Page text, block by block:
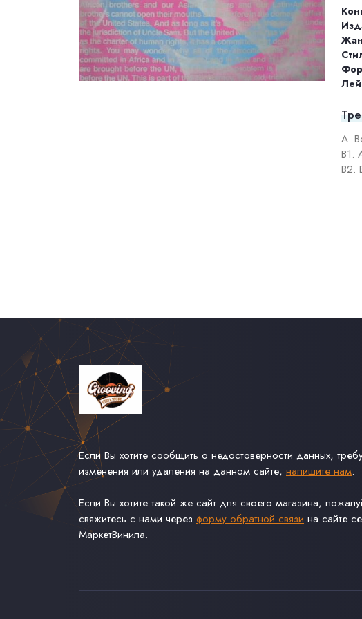
A.
B1.
B2.
Если Вы хотите сообщить о недостоверности данных,
изменения или удаления на данном сайте, напишите нам.
Если Вы хотите такой же сайт для своего магазина,
свяжитесь с нами через форму обратной связи на сайте
МаркетВинила.